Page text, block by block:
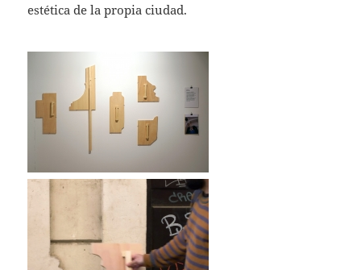
estética de la propia ciudad.